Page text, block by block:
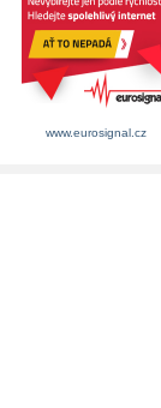
www.eurosignal.cz